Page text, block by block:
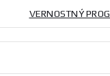
VERNOSTNÝ